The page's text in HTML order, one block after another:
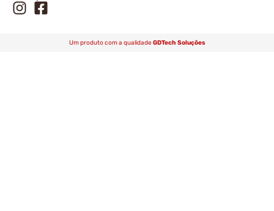
Um produto com a qualidade GDTech Soluções